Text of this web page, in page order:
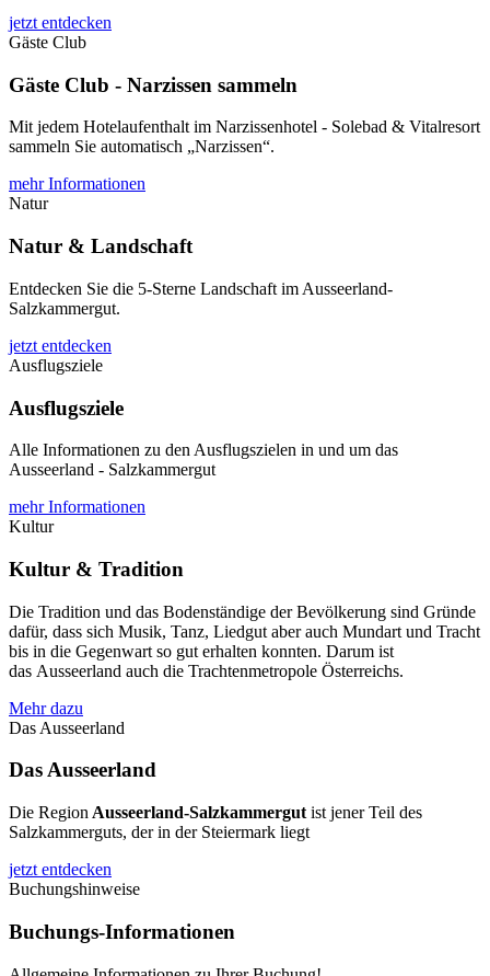
jetzt entdecken
Gäste Club
Gäste Club - Narzissen sammeln
Mit jedem Hotelaufenthalt im Narzissenhotel - Solebad & Vitalresort
sammeln Sie automatisch „Narzissen“.
mehr Informationen
Natur
Natur & Landschaft
Entdecken Sie die 5-Sterne Landschaft im Ausseerland-
Salzkammergut.
jetzt entdecken
Ausflugsziele
Ausflugsziele
Alle Informationen zu den Ausflugszielen in und um das
Ausseerland - Salzkammergut
mehr Informationen
Kultur
Kultur & Tradition
Die Tradition und das Bodenständige der Bevölkerung sind Gründe
dafür, dass sich Musik, Tanz, Liedgut aber auch Mundart und Tracht
bis in die Gegenwart so gut erhalten konnten. Darum ist
das Ausseerland auch die Trachtenmetropole Österreichs.
Mehr dazu
Das Ausseerland
Das Ausseerland
Die Region Ausseerland-Salzkammergut ist jener Teil des
Salzkammerguts, der in der Steiermark liegt
jetzt entdecken
Buchungshinweise
Buchungs-Informationen